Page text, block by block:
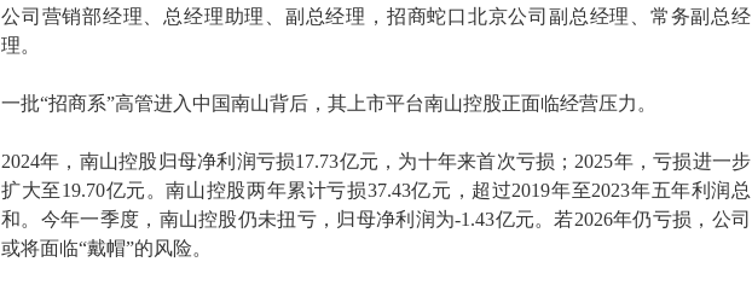
公司营销部经理、总经理助理、副总经理，招商蛇口北京公司副总经理、常务副总经
理。
一批“招商系”高管进入中国南山背后，其上市平台南山控股正面临经营压力。
2024年，南山控股归母净利润亏损17.73亿元，为十年来首次亏损；2025年，亏损进一步
扩大至19.70亿元。南山控股两年累计亏损37.43亿元，超过2019年至2023年五年利润总
和。今年一季度，南山控股仍未扭亏，归母净利润为-1.43亿元。若2026年仍亏损，公司
或将面临“戴帽”的风险。